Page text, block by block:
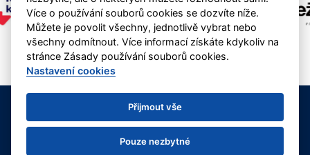
1. Fotbalový klub Nová Paka, z.s.
kontakt: info@fotbalnp.cz | +420 737 960 853
Deklarace o ochraně osobních údajů
Více o používání souborů cookies se dozvíte níže.
Můžete je povolit všechny, jednotlivě vybrat nebo
všechny odmítnout. Více informací získáte kdykoliv na
stránce Zásady používání souborů cookies.
Nastavení cookies
Přijmout vše
Pouze nezbytné